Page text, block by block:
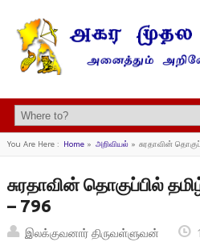
You Are Here : Home» அறிவியல்» சுரதாவின்
சுரதாவின் தொகுப்பில்
– 796
இலக்குவனார் திருவள்ளுவன்